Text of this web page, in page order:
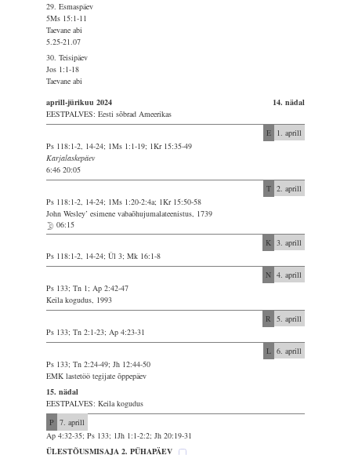
29. Esmaspäev
5Ms 15:1-11
Taevane abi
5.25-21.07
30. Teisipäev
Jos 1:1-18
Taevane abi
14. nädal
aprill-jürikuu 2024
EESTPALVES: Eesti sõbrad Ameerikas
E 1. aprill
Ps 118:1-2, 14-24; 1Ms 1:1-19; 1Kr 15:35-49
Karjalaskepäev
6:46 20:05
T 2. aprill
Ps 118:1-2, 14-24; 1Ms 1:20-2:4a; 1Kr 15:50-58
John Wesley’ esimene vabaõhujumalateenistus, 1739
06:15
K 3. aprill
Ps 118:1-2, 14-24; Ül 3; Mk 16:1-8
N 4. aprill
Ps 133; Tn 1; Ap 2:42-47
Keila kogudus, 1993
R 5. aprill
Ps 133; Tn 2:1-23; Ap 4:23-31
L 6. aprill
Ps 133; Tn 2:24-49; Jh 12:44-50
EMK lastetöö tegijate õppepäev
15. nädal
EESTPALVES: Keila kogudus
P 7. aprill
Ap 4:32-35; Ps 133; 1Jh 1:1-2:2; Jh 20:19-31
ÜLESTÕUSMISAJA 2. PÜHAPÄEV